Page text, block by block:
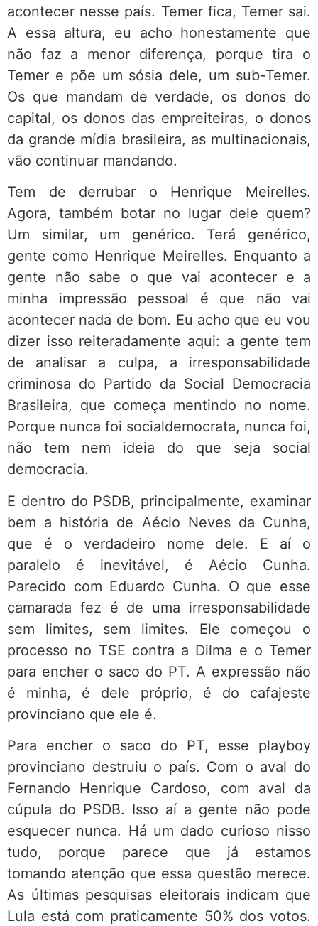
acontecer nesse país. Temer fica, Temer sai.
A essa altura, eu acho honestamente que
não faz a menor diferença, porque tira o
Temer e põe um sósia dele, um sub-Temer.
Os que mandam de verdade, os donos do
capital, os donos das empreiteiras, o donos
da grande mídia brasileira, as multinacionais,
vão continuar mandando.
Tem de derrubar o Henrique Meirelles.
Agora, também botar no lugar dele quem?
Um similar, um genérico. Terá genérico,
gente como Henrique Meirelles. Enquanto a
gente não sabe o que vai acontecer e a
minha impressão pessoal é que não vai
acontecer nada de bom. Eu acho que eu vou
dizer isso reiteradamente aqui: a gente tem
de analisar a culpa, a irresponsabilidade
criminosa do Partido da Social Democracia
Brasileira, que começa mentindo no nome.
Porque nunca foi socialdemocrata, nunca foi,
não tem nem ideia do que seja social
democracia.
E dentro do PSDB, principalmente, examinar
bem a história de Aécio Neves da Cunha,
que é o verdadeiro nome dele. E aí o
paralelo é inevitável, é Aécio Cunha.
Parecido com Eduardo Cunha. O que esse
camarada fez é de uma irresponsabilidade
sem limites, sem limites. Ele começou o
processo no TSE contra a Dilma e o Temer
para encher o saco do PT. A expressão não
é minha, é dele próprio, é do cafajeste
provinciano que ele é.
Para encher o saco do PT, esse playboy
provinciano destruiu o país. Com o aval do
Fernando Henrique Cardoso, com aval da
cúpula do PSDB. Isso aí a gente não pode
esquecer nunca. Há um dado curioso nisso
tudo, porque parece que já estamos
tomando atenção que essa questão merece.
As últimas pesquisas eleitorais indicam que
Lula está com praticamente 50% dos votos.